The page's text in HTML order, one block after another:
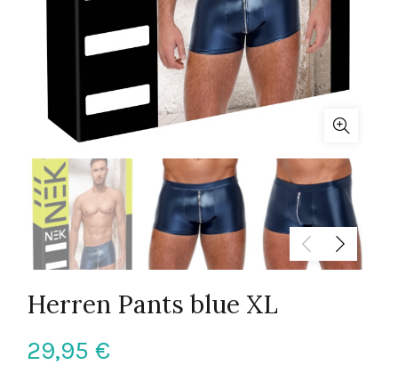
Herren Pants blue XL
29,95 €